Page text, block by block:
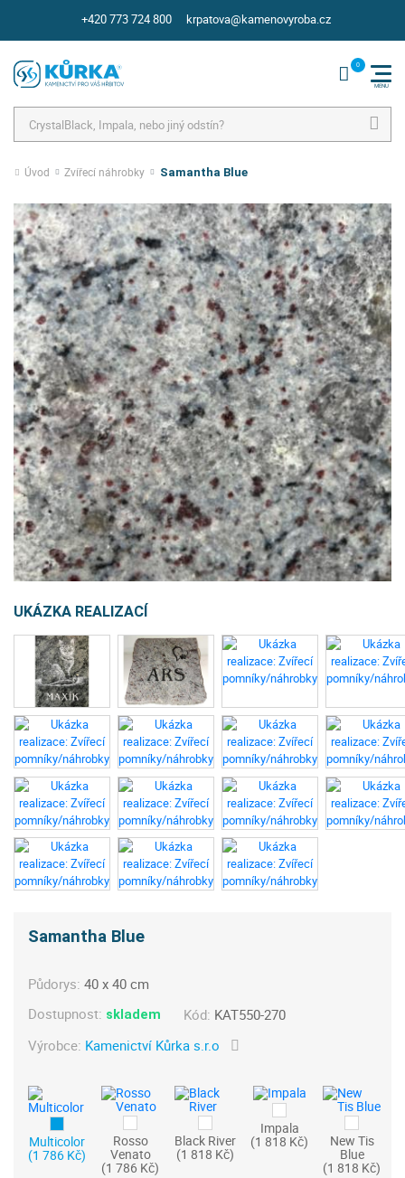
+420 773 724 800 krpatova@kamenovyroba.cz
Úvod Zvířecí náhrobky Samantha Blue
UKÁZKA REALIZACÍ
Samantha Blue
Půdorys:40 x 40 cm
Dostupnost: skladem Kód: KAT550-270
Výrobce: Kamenictví Kůrka s.r.o
Multicolor
(1 786 Kč)
Rosso
Venato
(1 786 Kč)
Black River
(1 818 Kč)
Impala
(1 818 Kč) New Tis
Blue
(1 818 Kč)